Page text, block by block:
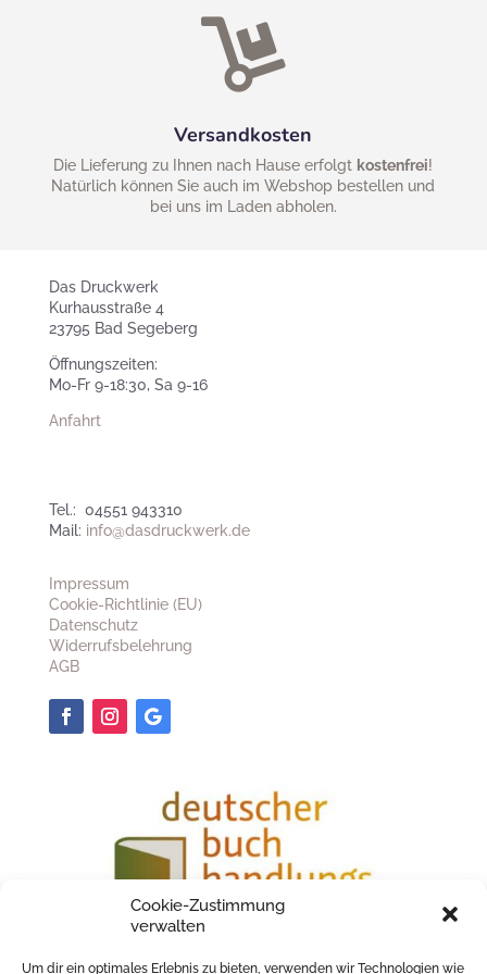
Cookie-Zustimmung
verwalten
Um dir ein optimales Erlebnis zu bieten, verwenden wir Technologien wie

Versandkosten
Die Lieferung zu Ihnen nach Hause erfolgt kostenfrei!
Natürlich können Sie auch im Webshop bestellen und
bei uns im Laden abholen.
Das Druckwerk
Kurhausstraße 4
23795 Bad Segeberg
Öffnungszeiten:
Mo-Fr 9-18:30, Sa 9-16
Anfahrt
Tel.: 04551 943310
Mail: info@dasdruckwerk.de
Impressum
Cookie-Richtlinie (EU)
Datenschutz
Widerrufsbelehrung
AGB